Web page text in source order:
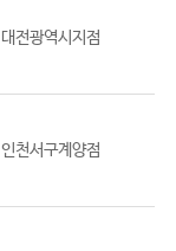
대전광역시지점
인천서구계양점